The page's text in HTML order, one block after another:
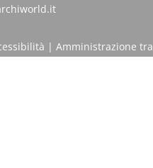
| Amministrazione